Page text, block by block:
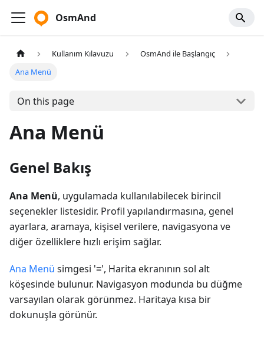
OsmAnd
Kullanım Kılavuzu
OsmAnd ile Başlangıç
Ana Menü
On this page
Ana Menü
Genel Bakış
Ana Menü, uygulamada kullanılabilecek birincil
seçenekler listesidir. Profil yapılandırmasına, genel
ayarlara, aramaya, kişisel verilere, navigasyona ve
diğer özelliklere hızlı erişim sağlar.
Ana Menü simgesi '≡', Harita ekranının sol alt
köşesinde bulunur. Navigasyon modunda bu düğme
varsayılan olarak görünmez. Haritaya kısa bir
dokunuşla görünür.